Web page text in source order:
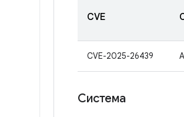
CVE
CVE-2025-26439
Система